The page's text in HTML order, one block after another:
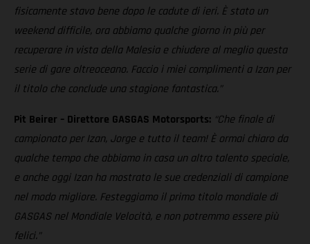
fisicamente stavo bene dopo le cadute di ieri. È stato un
weekend difficile, ora abbiamo qualche giorno in più per
recuperare in vista della Malesia e chiudere al meglio questa
serie di gare oltreoceano. Faccio i miei complimenti a Izan per
il titolo che conclude una stagione fantastica.”
Pit Beirer – Direttore GASGAS Motorsports: “Che finale di
campionato per Izan, Jorge e tutto il team! È ormai chiaro da
qualche tempo che abbiamo in casa un altro talento speciale,
e anche oggi Izan ha mostrato le sue credenziali di campione
nel modo migliore. Festeggiamo il primo titolo mondiale di
GASGAS nel Mondiale Velocità, e non potremmo essere più
felici.”